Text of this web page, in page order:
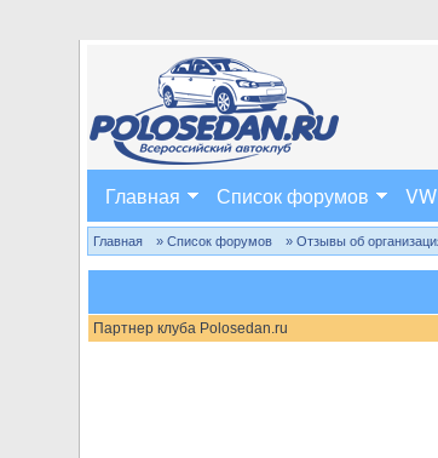
Главная Список форумов
Главная » Список форумов » Отзывы об
Партнер клуба Polosedan.ru